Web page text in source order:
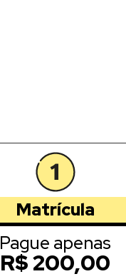
Matrícula
Pague apenas
R$ 200,00